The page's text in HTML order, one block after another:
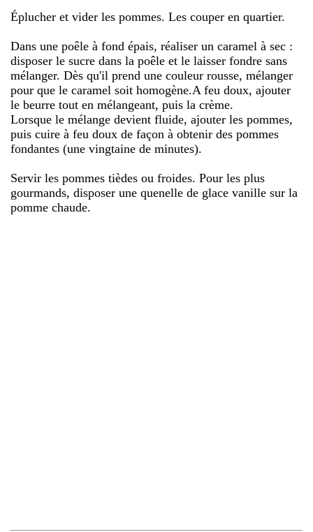
Éplucher et vider les pommes. Les couper en quartier.
Dans une poêle à fond épais, réaliser un caramel à sec :
disposer le sucre dans la poêle et le laisser fondre sans
mélanger. Dès qu'il prend une couleur rousse, mélanger
pour que le caramel soit homogène.A feu doux, ajouter
le beurre tout en mélangeant, puis la crème.
Lorsque le mélange devient fluide, ajouter les pommes,
puis cuire à feu doux de façon à obtenir des pommes
fondantes (une vingtaine de minutes).
Servir les pommes tièdes ou froides. Pour les plus
gourmands, disposer une quenelle de glace vanille sur la
pomme chaude.